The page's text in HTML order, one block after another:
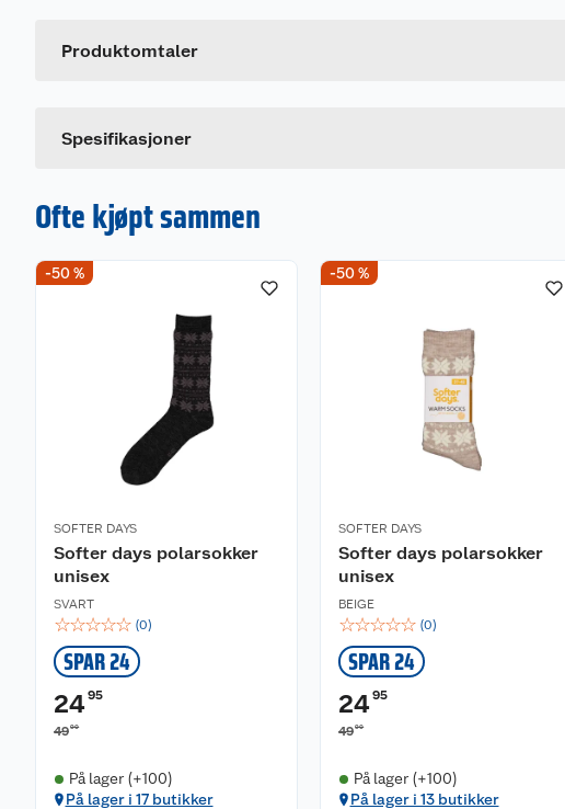
Vaskeanvisning:
Produktomtaler
Spesifikasjoner
Leverandørens artikkelnummer
Ofte kjøpt sammen
-50 %
SOFTER DAYS
Softer days polarsokker
unisex
SVART
☆☆☆☆☆ (0)
SPAR 24
2495
4990
På lager (+100)
På lager i 17 butikker
-50 %
SOFTER DAYS
Softer days polarsokker
unisex
BEIGE
☆☆☆☆☆ (0)
SPAR 24
2495
4990
På lager (+100)
På lager i 13 butikker